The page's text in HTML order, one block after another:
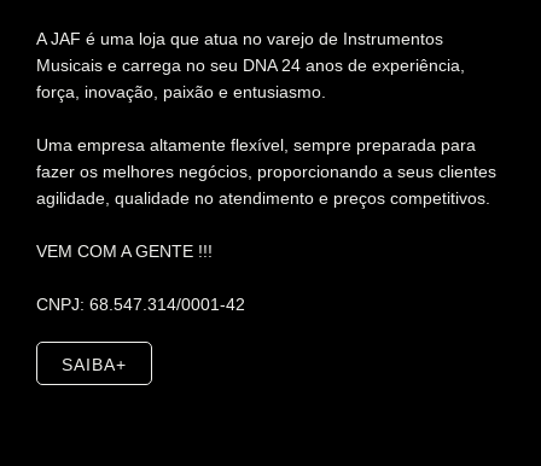
A JAF é uma loja que atua no varejo de Instrumentos
Musicais e carrega no seu DNA 24 anos de experiência,
força, inovação, paixão e entusiasmo.
Uma empresa altamente flexível, sempre preparada para
fazer os melhores negócios, proporcionando a seus clientes
agilidade, qualidade no atendimento e preços competitivos.
VEM COM A GENTE !!!
CNPJ: 68.547.314/0001-42
SAIBA+